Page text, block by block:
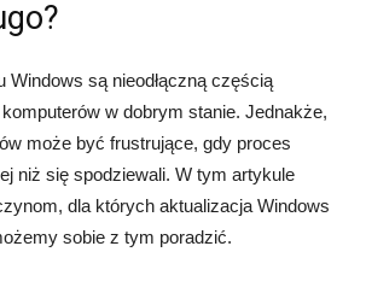
Windows są nieodłączną częścią
w dobrym stanie. Jednakże,
może być frustrujące, gdy proces
niż się spodziewali. W tym artykule
dla których aktualizacja Windows
sobie z tym poradzić.